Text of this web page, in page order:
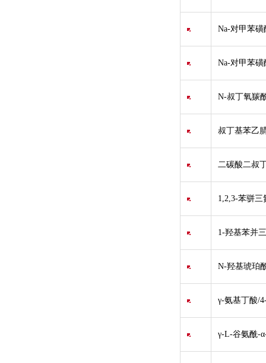
Na-对甲苯
Na-对甲苯
N-叔丁氧羰
叔丁基苯乙
二碳酸二叔
1,2,3-苯骈
1-羟基苯并
N-羟基琥珀
γ-氨基丁酸/
γ-L-谷氨酰-